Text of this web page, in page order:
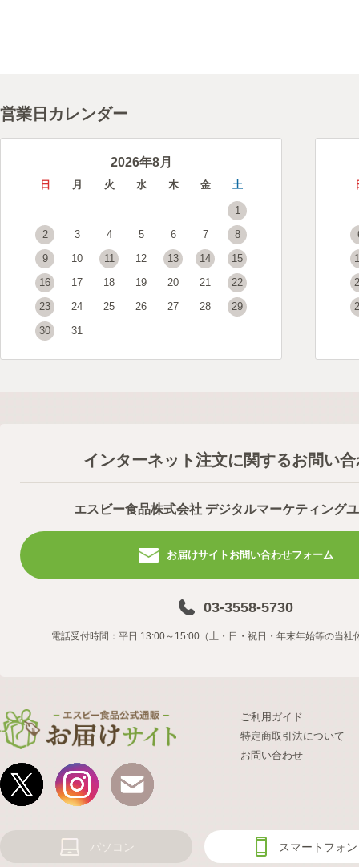
営業日カレンダー
2026年8月
日 月 火 水 木 金 土
1
2
3 4 5 6 7
8
9
10 11 12 13 14
15
16
17 18 19 20 21
22
23
24 25 26 27 28
29
30
31
インターネット注文に関するお問い
エスビー食品株式会社 デジタルマーケティング
お届けサイトお問い合わせフォーム
03-3558-5730
電話受付時間：平日 13:00～15:00（土・日・祝日・年末年始等の当社
ご利用ガイド
特定商取引法について
お問い合わせ
パソコン スマートフォン